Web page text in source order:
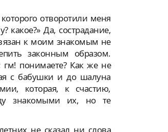
отворотили меня
какое?» Да, сострадание,
к моим знакомым не
законным образом.
понимаете? Как же не
с бабушки и до шалуна
которая, к счастию,
знакомыми их, но те
не сказал ни слова